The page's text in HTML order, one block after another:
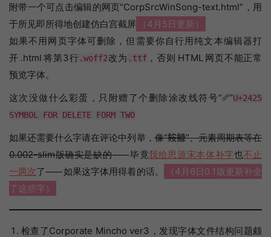
附带一个可点击编辑的网页“CorpSrcWinSong-text.html”，用
于所见即所得地创建仿白宫截屏
（4月5日更新）
如果不用网页字体可删除，但需要你自行用纯文本编辑器打
开 .html 将第3行.woff2改为 .ttf，否则 HTML 网页不能正常
预览字体。
这次没做什么彩蛋，只附赠了个删除涂改线符号“␥”U+2425
SYMBOL FOR DELETE FORM TWO
如果还需要什么字请在评论中列举，像“𩽾𩾌”、元素周期表等在
0.002-slim版确实是缺的⸺毕竟我给思源宋本体补字也不止
一两次了⸺如果这字体用得着的话。
（4月6日0.1版更新补全
了这些字）
检查了Corporate Mincho ver3，发现字体文件结构问题颇